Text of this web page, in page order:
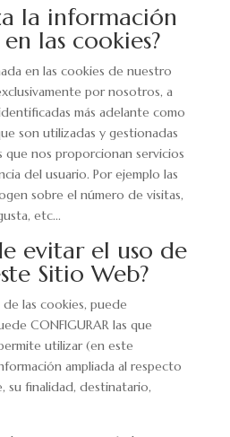
la información
las cookies?
en las cookies de nuestro
por nosotros, a
más adelante como
son utilizadas y gestionadas
nos proporcionan servicios
del usuario. Por ejemplo las
sobre el número de visitas,
etc...
evitar el uso de
Sitio Web?
las cookies, puede
CONFIGURAR las que
utilizar (en este
ampliada al respecto
su finalidad, destinatario,